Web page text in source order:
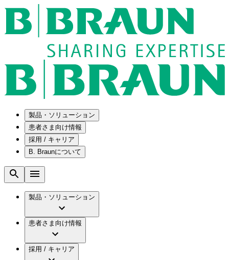
製品・ソリューション
ソリューション
メンテナンスプログラム
国内の修理サービスセンター
手術器具の管理、再生処理工程の業務改善
製品・診療領域
患者さま向け情報
腰椎椎間板ヘルニアについて
水頭症について
慢性創傷の治癒
アクトリーン ハイライト カテ
採用 / キャリア
ビー・ブラウンエースクラップ株式会社の
ビー・ブラウンエースクラップ株式会社の
会社概要
報
B. Braunについて
ビジョンとバリュー
ブランド
ついて
製品・ソリューション
患者さま向け情報
採用 / キャリア